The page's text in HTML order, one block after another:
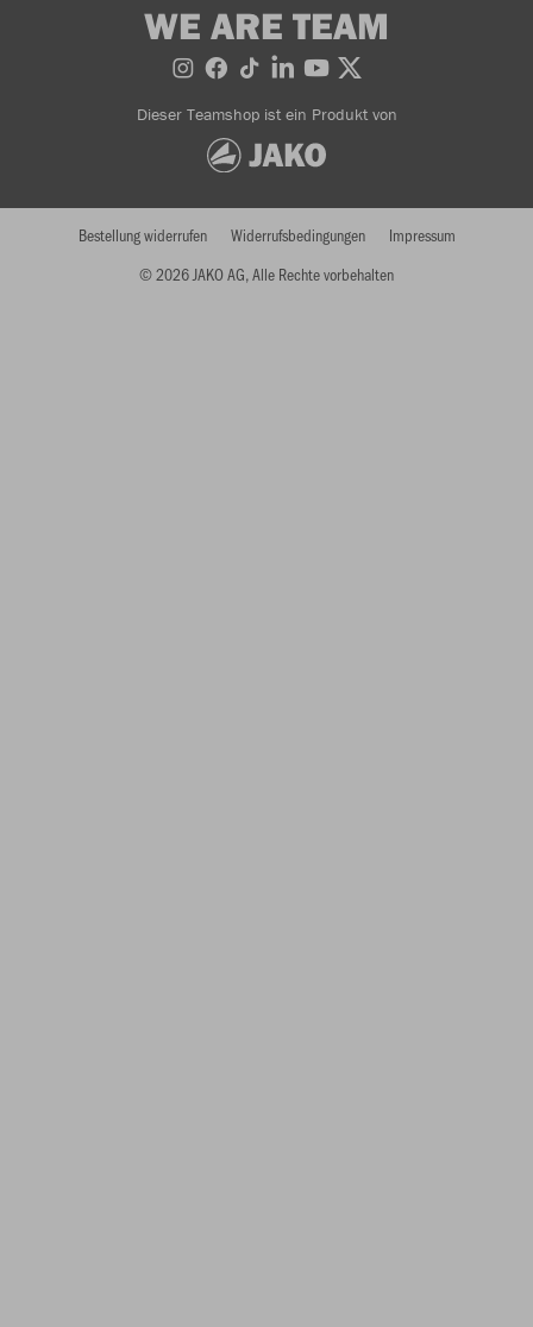
WE ARE TEAM
Dieser Teamshop ist ein Produkt von
© 2026 JAKO AG, Alle Rechte vorbehalten
Bestellung widerrufen Widerrufsbedingungen Impressum